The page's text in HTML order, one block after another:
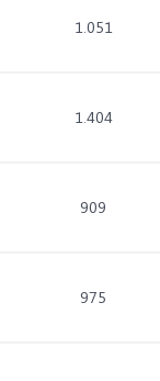
1.051
1.404
909
975